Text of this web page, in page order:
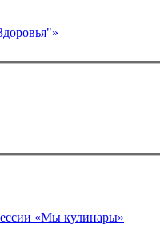
«Мы кулинары»